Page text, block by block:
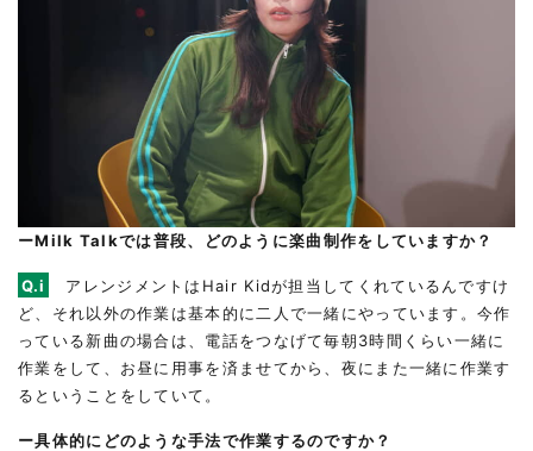
ーMilk Talkでは普段、どのように楽曲制作をしていますか？
Q.i
アレンジメントはHair Kidが担当してくれているんですけ
ど、それ以外の作業は基本的に二人で一緒にやっています。今作
っている新曲の場合は、電話をつなげて毎朝3時間くらい一緒に
作業をして、お昼に用事を済ませてから、夜にまた一緒に作業す
るということをしていて。
ー具体的にどのような手法で作業するのですか？